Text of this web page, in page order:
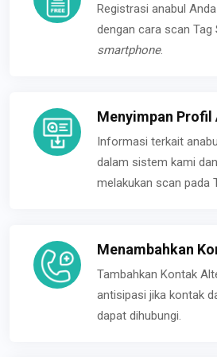
Registrasi anabul
dengan cara scan Tag
smartphone.
Menyimpan Profil
Informasi terkait
dalam sistem kami
melakukan scan pada
Menambahkan
Tambahkan Kontak
antisipasi jika kontak
dapat dihubungi.